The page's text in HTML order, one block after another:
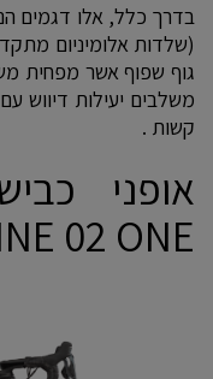
בדרך כלל, אלו דגמים
(שלדות אלומיניום
גוף שפוף אשר מפחית
משלבים יעילות
קשות .
02 ONE